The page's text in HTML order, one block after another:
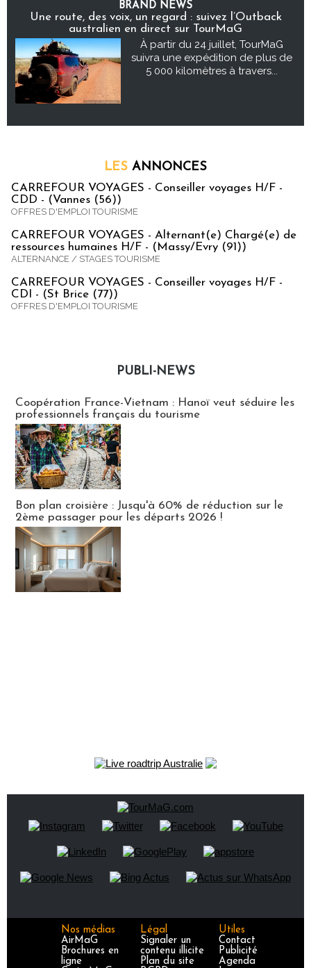
BRAND NEWS
Une route, des voix, un regard : suivez l’Outback
australien en direct sur TourMaG
À partir du 24 juillet, TourMaG
suivra une expédition de plus de
5 000 kilomètres à travers...
LES ANNONCES
CARREFOUR VOYAGES - Conseiller voyages H/F -
CDD - (Vannes (56))
OFFRES D'EMPLOI TOURISME
CARREFOUR VOYAGES - Alternant(e) Chargé(e) de
ressources humaines H/F - (Massy/Evry (91))
ALTERNANCE / STAGES TOURISME
CARREFOUR VOYAGES - Conseiller voyages H/F -
CDI - (St Brice (77))
OFFRES D'EMPLOI TOURISME
PUBLI-NEWS
Coopération France-Vietnam : Hanoï veut séduire les
professionnels français du tourisme
Bon plan croisière : Jusqu'à 60% de réduction sur le
2ème passager pour les départs 2026 !
Nos médias
AirMaG
Brochures en
ligne
Légal
Signaler un
contenu illicite
Plan du site
Utiles
Contact
Publicité
Agenda